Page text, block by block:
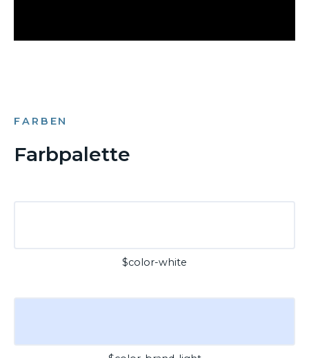
FARBEN
Farbpalette
$color-white